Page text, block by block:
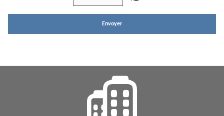
Envoyer